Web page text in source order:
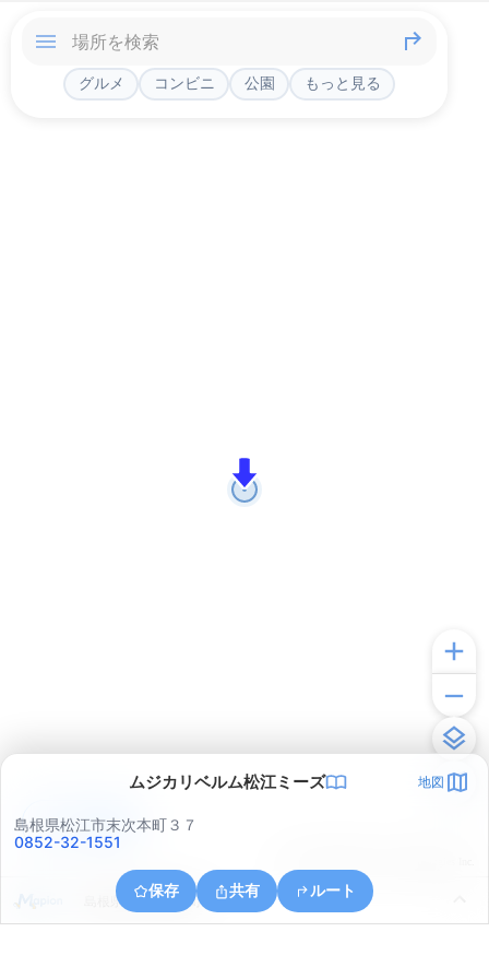
グルメ コンビニ 公園 もっと見る
ムジカリベルム松江ミーズ 地図
島根県松江市末次本町３７
0852-32-1551
保存 共有 ルート
島根県松江市雑賀町
アプリで見る